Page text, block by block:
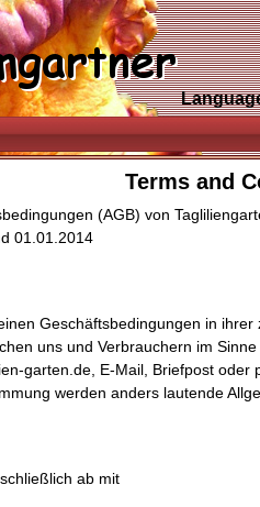
Terms and
(AGB) von
01.01.2014
Geschäftsbedingungen in
uns und Verbrauchern im
garten.de, E-Mail, Briefpost
werden anders lautende
ab mit